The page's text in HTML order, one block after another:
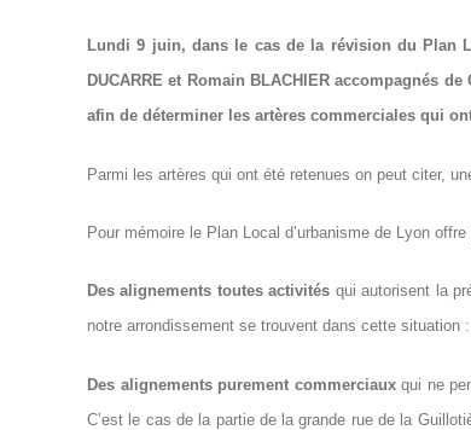
Lundi 9 juin, dans le cas de la révision du Plan
DUCARRE et Romain BLACHIER accompagnés de
afin de déterminer les artères commerciales qui
Parmi les artères qui ont été retenues on peut citer,
Pour mémoire le Plan Local d’urbanisme de Lyon
Des alignements toutes activités qui autorisent la
notre arrondissement se trouvent dans cette
Des alignements purement commerciauxqui ne
C’est le cas de la partie de la grande rue de la